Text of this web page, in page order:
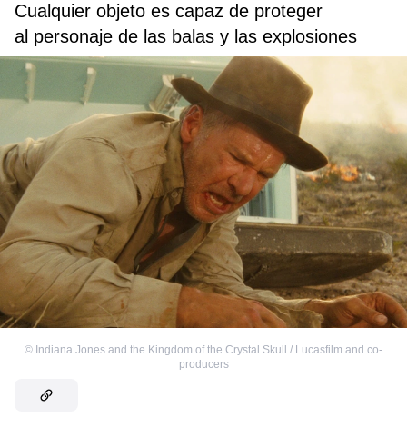
Cualquier objeto es capaz de proteger
al personaje de las balas y las explosiones
© Indiana Jones and the Kingdom of the Crystal Skull / Lucasfilm and co-
producers